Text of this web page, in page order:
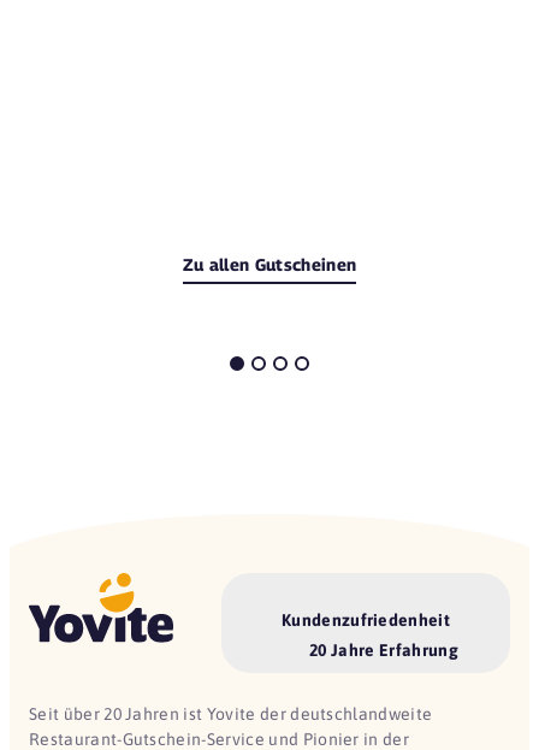
Zu allen Gutscheinen
Kundenzufriedenheit
20 Jahre Erfahrung
Seit über 20 Jahren ist Yovite der deutschlandweite
Restaurant-Gutschein-Service und Pionier in der